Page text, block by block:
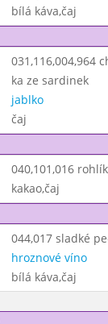
bílá káva,čaj
031,116,004,964
ka ze sardinek
jablko
čaj
040,101,016
kakao,čaj
044,017 sladké
hroznové víno
bílá káva,čaj